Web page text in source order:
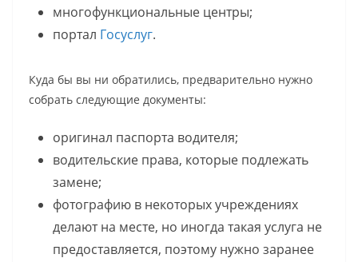
многофункциональные центры;
портал Госуслуг.
Куда бы вы ни обратились, предварительно нужно
собрать следующие документы:
оригинал паспорта водителя;
водительские права, которые подлежать
замене;
фотографию в некоторых учреждениях
делают на месте, но иногда такая услуга не
предоставляется, поэтому нужно заранее